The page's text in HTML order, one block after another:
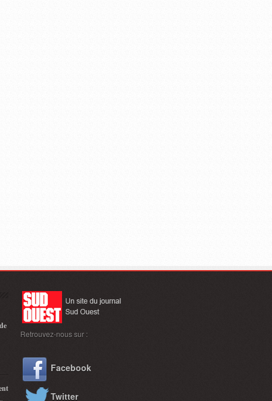
Retrouvez-nous sur :
Facebook
Twitter